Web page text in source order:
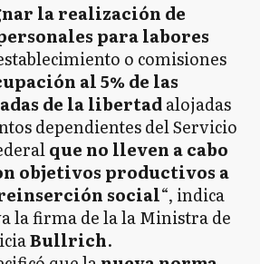
la realización de
para labores
o comisiones
al 5% de las
de la libertadalojadas
dependientes del Servicio
que no lleven a cabo
objetivos productivos a
social“, indica
la firma de la la Ministra de
Bullrich.